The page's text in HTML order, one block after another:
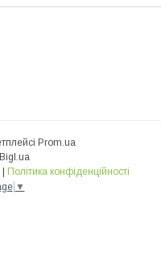
Prom.ua
| Політика конфіденційності
▼